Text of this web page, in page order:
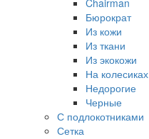
Chairman
Бюрократ
Из кожи
Из ткани
Из экокожи
На колесиках
Недорогие
Черные
С подлокотниками
Сетка